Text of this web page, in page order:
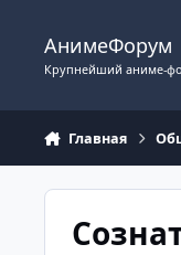
АнимеФорум
Крупнейший аниме-
Главная